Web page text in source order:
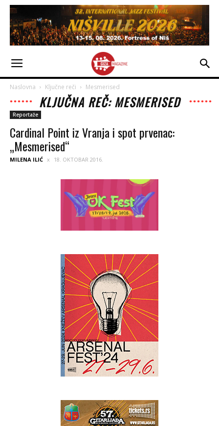
Naslovna Ključne reči Mesmerised
KLJUČNA REČ: MESMERISED
Reportaže
Cardinal Point iz Vranja i spot prvenac:
„Mesmerised“
MILENA ILIĆ 18. OKTOBAR 2016.